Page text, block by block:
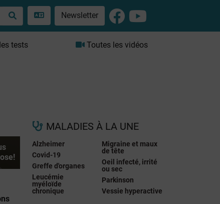
Newsletter
tests Toutes les vidéos
MALADIES À LA UNE
Alzheimer
Covid-19
Greffe d'organes
Leucémie
myéloïde
chronique
Migraine et maux
de tête
Oeil infecté, irrité
ou sec
Parkinson
Vessie hyperactive